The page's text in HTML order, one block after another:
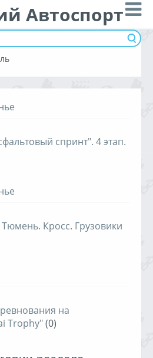
Автоспорт
спринт". 4 этап.
Тюмень. Кросс. Грузовики
на
Trophy"(0)